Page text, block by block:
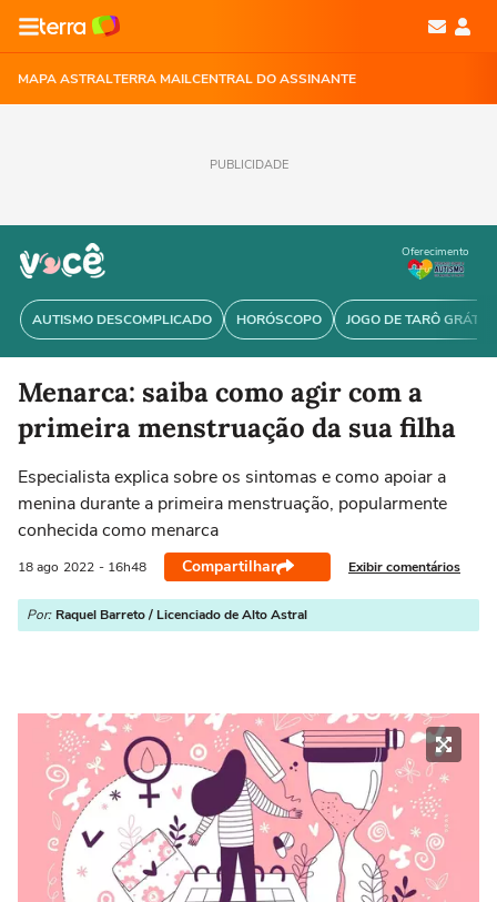
MAPA ASTRALTERRA MAILCENTRAL DO ASSINANTE
PUBLICIDADE
AUTISMO DESCOMPLICADO HORÓSCOPO JOGO DE TARÔ GRÁTIS
Oferecimento
Menarca: saiba como agir com a
primeira menstruação da sua filha
Especialista explica sobre os sintomas e como apoiar a
menina durante a primeira menstruação, popularmente
conhecida como menarca
18 ago 2022 - 16h48 Compartilhar Exibir comentários
Por: Raquel Barreto / Licenciado de Alto Astral